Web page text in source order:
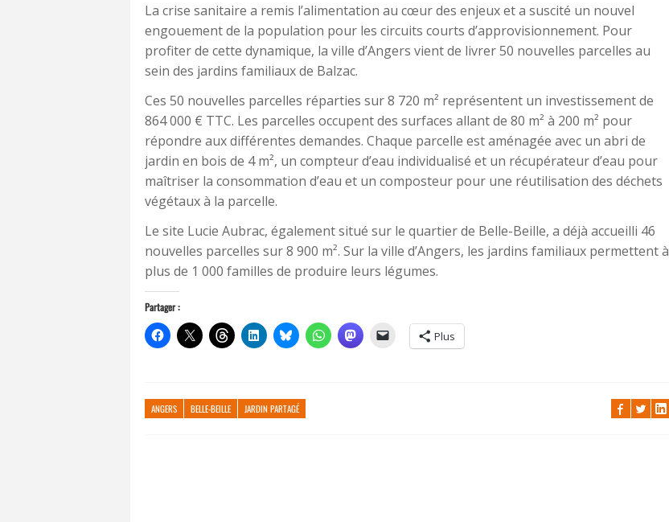
La crise sanitaire a remis l’alimentation au cœur des enjeux et a suscité un nouvel
engouement de la population pour les circuits courts d’approvisionnement. Pour
profiter de cette dynamique, la ville d’Angers vient de livrer 50 nouvelles parcelles au
sein des jardins familiaux de Balzac.
Ces 50 nouvelles parcelles réparties sur 8 720 m² représentent un investissement de
864 000 € TTC. Les parcelles occupent des surfaces allant de 80 m² à 200 m² pour
répondre aux différentes demandes. Chaque parcelle est aménagée avec un abri de
jardin en bois de 4 m², un compteur d’eau individualisé et un récupérateur d’eau pour
maîtriser la consommation d’eau et un composteur pour une réutilisation des déchets
végétaux à la parcelle.
Le site Lucie Aubrac, également situé sur le quartier de Belle-Beille, a déjà accueilli 46
nouvelles parcelles sur 8 900 m². Sur la ville d’Angers, les jardins familiaux permettent à
plus de 1 000 familles de produire leurs légumes.
Partager :
Plus
ANGERS BELLE-BEILLE JARDIN PARTAGÉ